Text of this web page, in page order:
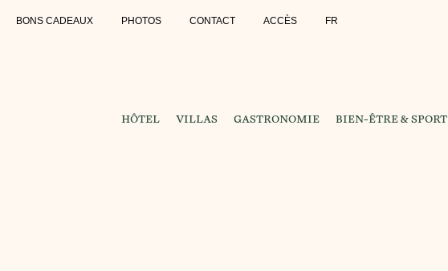
BONS CADEAUX PHOTOS CONTACT ACCÈS FR
HÔTEL VILLAS GASTRONOMIE BIEN-ÊTRE & SPORT